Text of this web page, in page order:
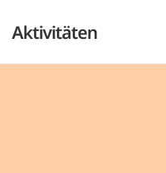
Aktivitäten